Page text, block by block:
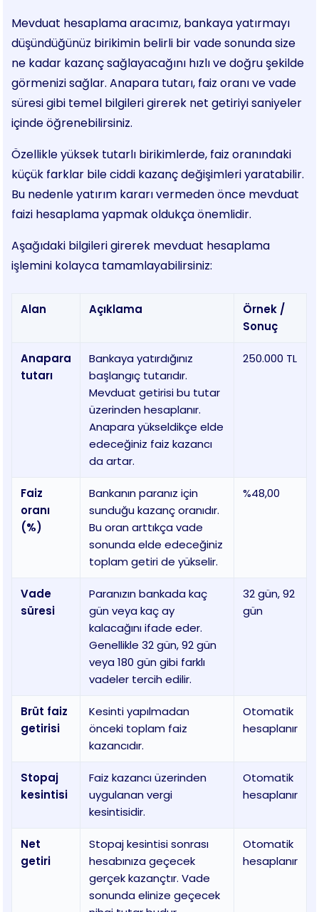
Mevduat hesaplama aracımız, bankaya yatırmayı
düşündüğünüz birikimin belirli bir vade sonunda size
ne kadar kazanç sağlayacağını hızlı ve doğru şekilde
görmenizi sağlar. Anapara tutarı, faiz oranı ve vade
süresi gibi temel bilgileri girerek net getiriyi saniyeler
içinde öğrenebilirsiniz.
Özellikle yüksek tutarlı birikimlerde, faiz oranındaki
küçük farklar bile ciddi kazanç değişimleri yaratabilir.
Bu nedenle yatırım kararı vermeden önce mevduat
faizi hesaplama yapmak oldukça önemlidir.
Aşağıdaki bilgileri girerek mevduat hesaplama
işlemini kolayca tamamlayabilirsiniz:
Alan Açıklama
Örnek /
Sonuç
Anapara
tutarı
Bankaya yatırdığınız
başlangıç tutarıdır.
Mevduat getirisi bu tutar
üzerinden hesaplanır.
Anapara yükseldikçe elde
edeceğiniz faiz kazancı
da artar.
250.000 TL
Faiz
oranı
(%)
Bankanın paranız için
sunduğu kazanç oranıdır.
Bu oran arttıkça vade
sonunda elde edeceğiniz
toplam getiri de yükselir.
%48,00
Vade
süresi
Paranızın bankada kaç
gün veya kaç ay
kalacağını ifade eder.
Genellikle 32 gün, 92 gün
veya 180 gün gibi farklı
vadeler tercih edilir.
32 gün, 92
gün
Brüt faiz
getirisi
Kesinti yapılmadan
önceki toplam faiz
kazancıdır.
Otomatik
hesaplanır
Stopaj
kesintisi
Faiz kazancı üzerinden
uygulanan vergi
kesintisidir.
Otomatik
hesaplanır
Net
getiri
Stopaj kesintisi sonrası
hesabınıza geçecek
gerçek kazançtır. Vade
sonunda elinize geçecek
Otomatik
hesaplanır